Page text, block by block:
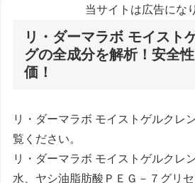
当サイトは広告にな
リ・ダーマラボ モイスト
グの全成分を解析！安全
価！
リ・ダーマラボ モイストゲルクレ
覧ください。
リ・ダーマラボ モイストゲルクレ
水、ヤシ油脂肪酸ＰＥＧ－７グリ